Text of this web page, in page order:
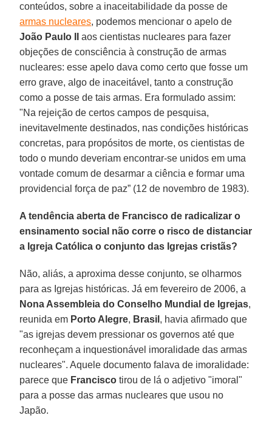
conteúdos, sobre a inaceitabilidade da posse de
armas nucleares, podemos mencionar o apelo de
João Paulo II
aos cientistas nucleares para fazer
objeções de consciência à construção de armas
nucleares: esse apelo dava como certo que fosse um
erro grave, algo de inaceitável, tanto a construção
como a posse de tais armas. Era formulado assim:
"Na rejeição de certos campos de pesquisa,
inevitavelmente destinados, nas condições históricas
concretas, para propósitos de morte, os cientistas de
todo o mundo deveriam encontrar-se unidos em uma
vontade comum de desarmar a ciência e formar uma
providencial força de paz” (12 de novembro de 1983).
A tendência aberta de Francisco de radicalizar o
ensinamento social não corre o risco de distanciar
a Igreja Católica o conjunto das Igrejas cristãs?
Não, aliás, a aproxima desse conjunto, se olharmos
para as Igrejas históricas. Já em fevereiro de 2006, a
Nona Assembleia do Conselho Mundial de Igrejas,
reunida em Porto Alegre, Brasil , havia afirmado que
"as igrejas devem pressionar os governos até que
reconheçam a inquestionável imoralidade das armas
nucleares". Aquele documento falava de imoralidade:
parece que Francisco tirou de lá o adjetivo "imoral"
para a posse das armas nucleares que usou no
Japão.